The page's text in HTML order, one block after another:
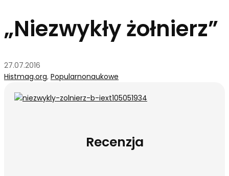
„Niezwykły żołnierz”
27.07.2016
Histmag.org, Popularnonaukowe
Recenzja